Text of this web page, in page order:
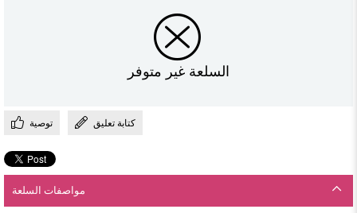
السلعة غير متوفر
توصية كتابة تعليق
مواصفات السلعة